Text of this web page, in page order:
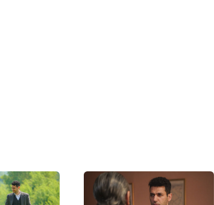
Aziz 21. Bölüm
Fotoğrafları